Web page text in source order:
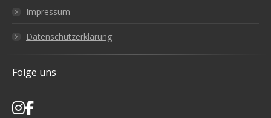
Impressum
Datenschutzerklärung
Folge uns